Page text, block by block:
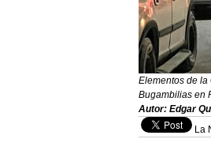
Elementos de la
Bugambilias en
Autor: Edgar
La